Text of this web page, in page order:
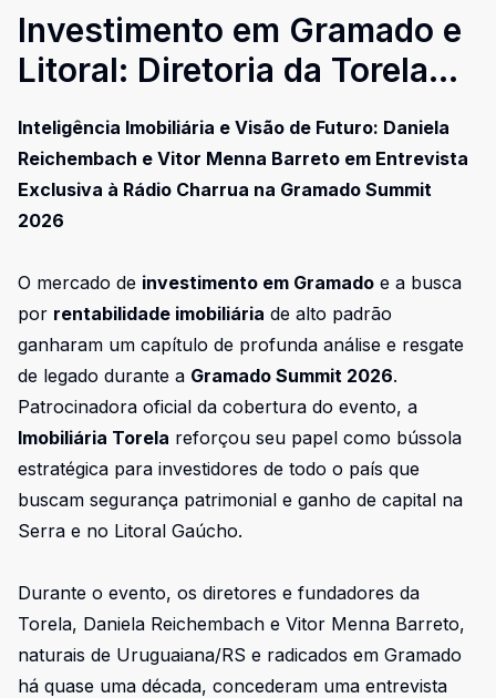
Investimento em Gramado e
Litoral: Diretoria da Torela
em Entrevista Exclusiva
Inteligência Imobiliária e Visão de Futuro: Daniela
Reichembach e Vitor Menna Barreto em Entrevista
Exclusiva à Rádio Charrua na Gramado Summit
2026
O mercado de investimento em Gramado e a busca
por rentabilidade imobiliária de alto padrão
ganharam um capítulo de profunda análise e resgate
de legado durante a Gramado Summit 2026.
Patrocinadora oficial da cobertura do evento, a
Imobiliária Torela reforçou seu papel como bússola
estratégica para investidores de todo o país que
buscam segurança patrimonial e ganho de capital na
Serra e no Litoral Gaúcho.
Durante o evento, os diretores e fundadores da
Torela, Daniela Reichembach e Vitor Menna Barreto,
naturais de Uruguaiana/RS e radicados em Gramado
há quase uma década, concederam uma entrevista